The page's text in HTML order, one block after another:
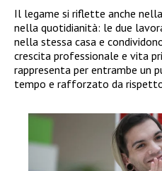
Il legame si riflette anche
nella quotidianità: le due
nella stessa casa e
crescita professionale e vita
rappresenta per entrambe un
tempo e rafforzato da